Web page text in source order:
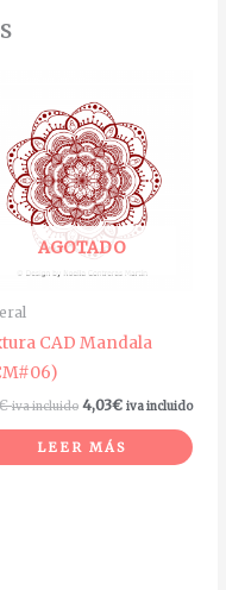
AGOTADO
CAD Mandala
iva incluido 4,03€ iva incluido
LEER MÁS